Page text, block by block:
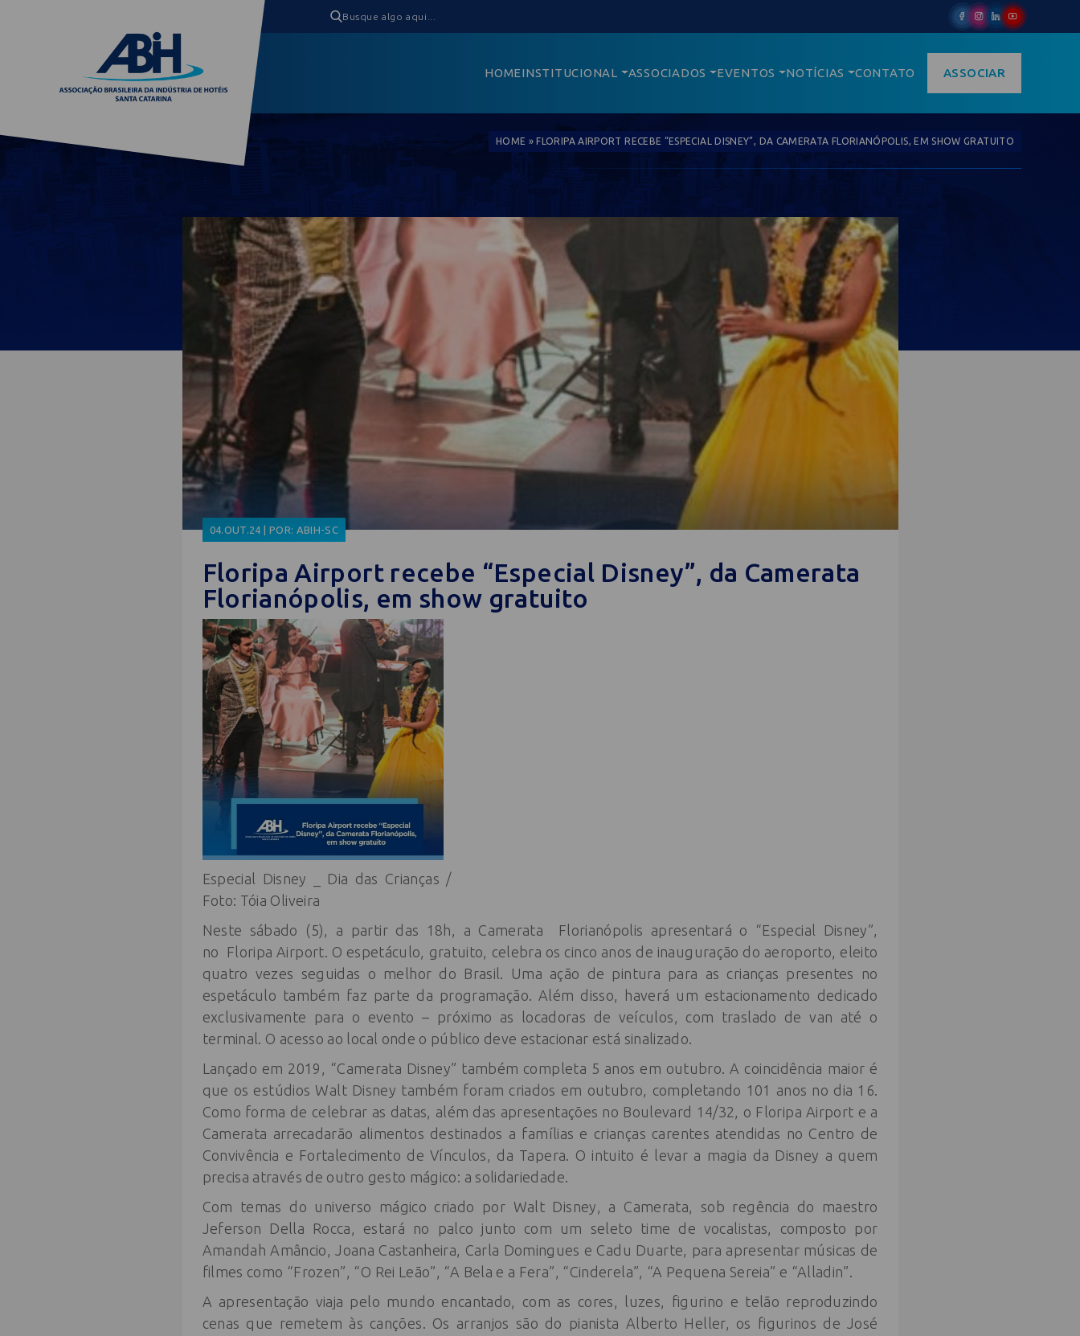
HOMEINSTITUCIONAL ASSOCIADOS EVENTOS NOTÍCIAS CONTATO ASSOCIAR
HOME »FLORIPA AIRPORT RECEBE “ESPECIAL DISNEY”, DA CAMERATA FLORIANÓPOLIS, EM SHOW GRATUITO
04.OUT.24 | POR: ABIH-SC
Floripa Airport recebe “Especial Disney”, da Camerata
Florianópolis, em show gratuito
Especial Disney _ Dia das Crianças /
Foto: Tóia Oliveira
Neste sábado (5), a partir das 18h, a Camerata
Florianópolis apresentará o “Especial Disney”,
no
Floripa Airport. O espetáculo, gratuito, celebra os cinco anos de inauguração do aeroporto, eleito
quatro vezes seguidas o melhor do Brasil. Uma ação de pintura para as crianças presentes no
espetáculo também faz parte da programação. Além disso, haverá um estacionamento dedicado
exclusivamente para o evento – próximo as locadoras de veículos, com traslado de van até o
terminal. O acesso ao local onde o público deve estacionar está sinalizado.
Lançado em 2019, “Camerata Disney” também completa 5 anos em outubro. A coincidência maior é
que os estúdios Walt Disney também foram criados em outubro, completando 101 anos no dia 16.
Como forma de celebrar as datas, além das apresentações no Boulevard 14/32, o Floripa Airport e a
Camerata arrecadarão alimentos destinados a famílias e crianças carentes atendidas no Centro de
Convivência e Fortalecimento de Vínculos, da Tapera. O intuito é levar a magia da Disney a quem
precisa através de outro gesto mágico: a solidariedade.
Com temas do universo mágico criado por Walt Disney, a Camerata, sob regência do maestro
Jeferson Della Rocca, estará no palco junto com um seleto time de vocalistas, composto por
Amandah Amâncio, Joana Castanheira, Carla Domingues e Cadu Duarte, para apresentar músicas de
filmes como “Frozen”, “O Rei Leão”, “A Bela e a Fera”, “Cinderela”, “A Pequena Sereia” e “Alladin”.
A apresentação viaja pelo mundo encantado, com as cores, luzes, figurino e telão reproduzindo
cenas que remetem às canções. Os arranjos são do pianista Alberto Heller, os figurinos de José